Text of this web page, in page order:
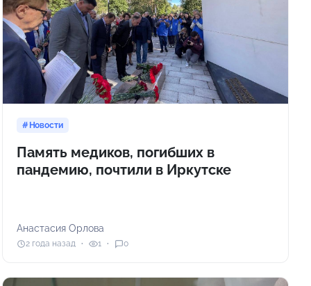
Новости
Память медиков, погибших в
пандемию, почтили в Иркутске
Анастасия Орлова
2 года назад 1 0